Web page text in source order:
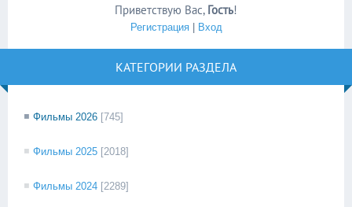
Приветствую Вас, Гость!
Регистрация| Вход
КАТЕГОРИИ РАЗДЕЛА
Фильмы 2026 [745]
Фильмы 2025 [2018]
Фильмы 2024 [2289]